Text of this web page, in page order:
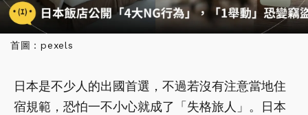
首圖：pexels
日本是不少人的出國首選，不過若沒有注意當地住
宿規範，恐怕一不小心就成了「失格旅人」。日本